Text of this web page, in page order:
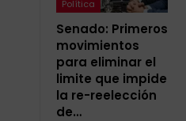
Política
Senado: Primeros
movimientos
para eliminar el
limite que impide
la re-reelección
de…